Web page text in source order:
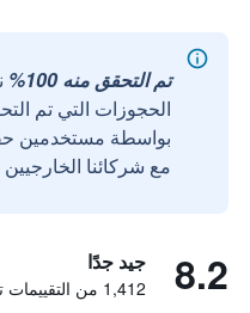
تم التحقق منه 100%
الحجوزات التي تم
مع شركائنا الخارجيين
8.2 جيد جدًا
1,412 من التقييمات تم التحقق منها